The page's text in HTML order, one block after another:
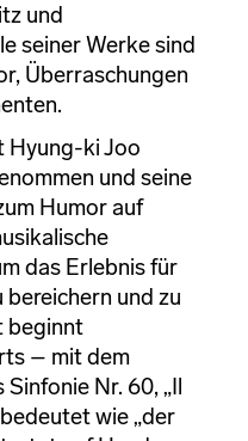
und
seiner Werke sind
Überraschungen
Hyung-ki Joo
und seine
Humor auf
das Erlebnis für
und zu
beginnt
– mit dem
Nr. 60, „Il
wie „der